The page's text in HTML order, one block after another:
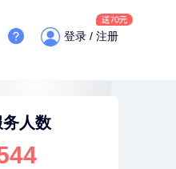
登录 / 注册
务人数
177xxxx3003
体重秤 MO-CW5 白色
体重秤 MO-CW5 白色
椎热敷枕